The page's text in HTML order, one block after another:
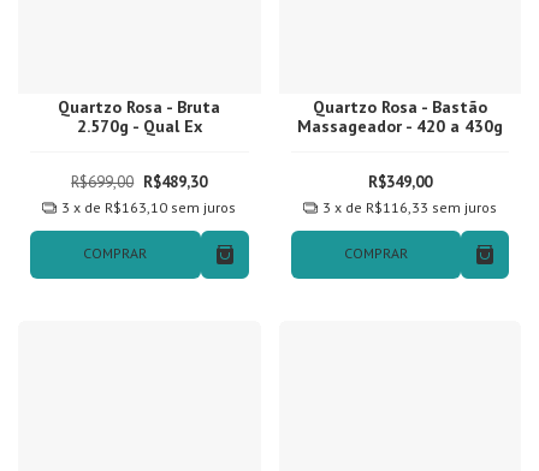
Quartzo Rosa - Bruta
2.570g - Qual Ex
R$699,00 R$489,30
3 x de R$163,10 sem juros
COMPRAR
Quartzo Rosa - Bastão
Massageador - 420 a 430g
R$349,00
3 x de R$116,33 sem juros
COMPRAR